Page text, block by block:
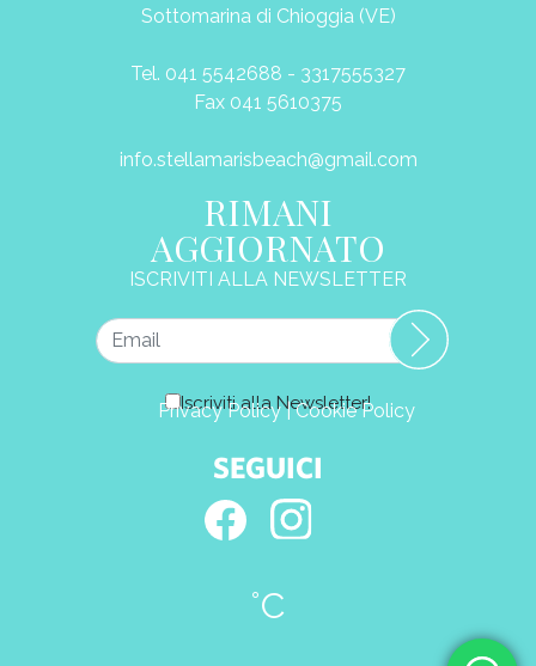
Sottomarina di Chioggia (VE)
Tel. 041 5542688 - 3317555327
Fax 041 5610375
info.stellamarisbeach@gmail.com
RIMANI
AGGIORNATO
ISCRIVITI ALLA NEWSLETTER
Iscriviti alla Newsletter!
Privacy Policy | Cookie Policy
SEGUICI
°C